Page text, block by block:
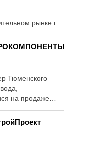
рынке г.
Тюменского
на продаже